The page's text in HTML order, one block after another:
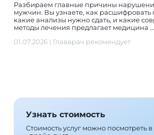
Разбираем главные причины
мужчин. Вы узнаете, как расшифровать
какие анализы нужно сдать, и какие
методы лечения предлагает медицина …
01.07.2026| Главврач рекомендует
Узнать стоимость
Стоимость услуг можно посмотреть